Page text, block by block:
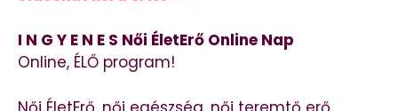
I N G Y E N E S Női ÉletErő Online Nap
Online, ÉLŐ program!